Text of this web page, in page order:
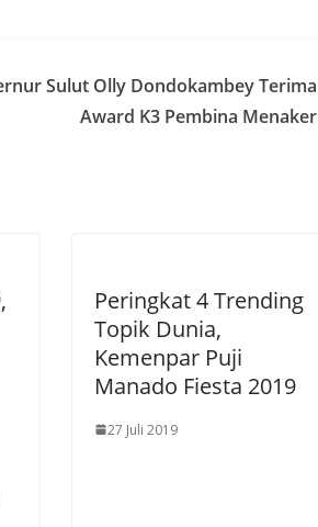
Sulut Olly Dondokambey Terima
Award K3 Pembina Menaker
Peringkat 4 Trending
Topik Dunia,
Kemenpar Puji
Manado Fiesta 2019
27 Juli 2019